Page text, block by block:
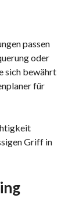
passen
oder
sich bewährt
für
Griff in